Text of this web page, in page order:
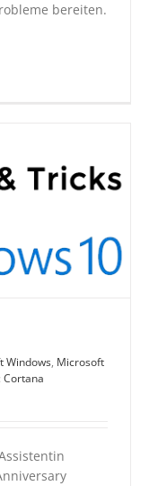
bereiten.
Windows, Microsoft
Cortana